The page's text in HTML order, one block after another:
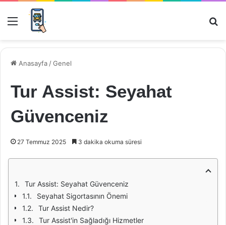
Menü
Anasayfa /Genel
Tur Assist: Seyahat
Güvenceniz
27 Temmuz 2025 3 dakika okuma süresi
Tur Assist: Seyahat Güvenceniz
Seyahat Sigortasının Önemi
Tur Assist Nedir?
Tur Assist'in Sağladığı Hizmetler